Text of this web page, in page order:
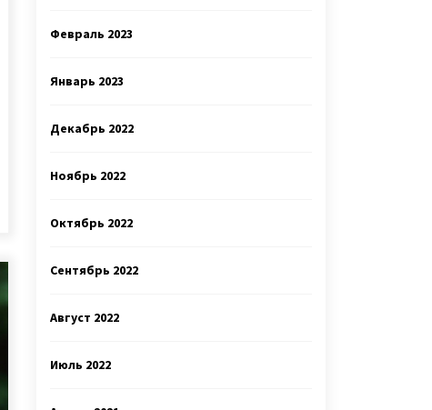
Февраль 2023
Январь 2023
Декабрь 2022
Ноябрь 2022
Октябрь 2022
Сентябрь 2022
Август 2022
Июль 2022